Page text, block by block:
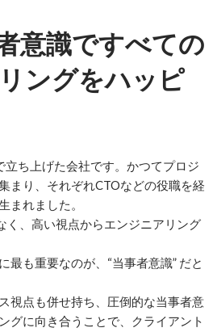
意識ですべての
ングをハッピ
ち上げた会社です。かつてプロジ
まり、それぞれCTOなどの役職を経
まれました。
く、高い視点からエンジニアリング
最も重要なのが、“当事者意識” だと
視点も併せ持ち、圧倒的な当事者意
グに向き合うことで、クライアント